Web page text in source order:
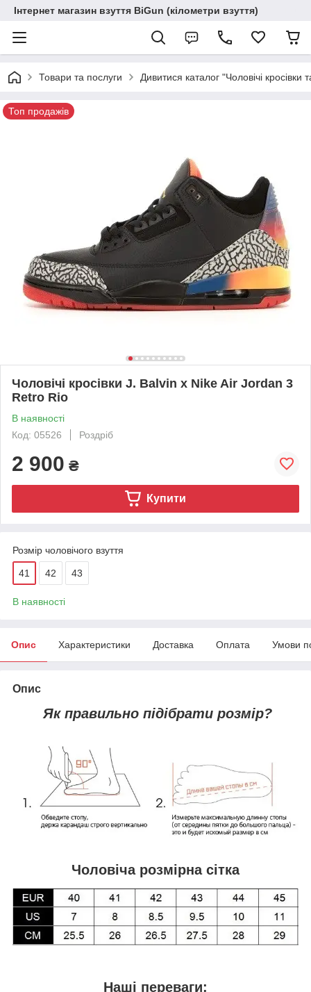
Інтернет магазин взуття BiGun (кілометри взуття)
Товари та послуги Дивитися каталог "Чоловічі кросівки
Топ продажів
Чоловічі кросівки J. Balvin x Nike Air Jordan 3
Retro Rio
В наявності
Код: 05526
Роздріб
2 900 ₴
Купити
Розмір чоловічого взуття
41 42 43
В наявності
Опис Характеристики Доставка Оплата Умови
Опис
Як правильно підібрати розмір?
Чоловіча розмірна сітка
Наші переваги: